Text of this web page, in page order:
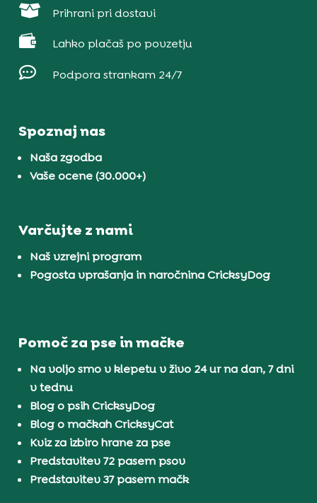
 Prihrani pri dostavi
 Lahko plačaš po povzetju
 Podpora strankam 24/7
Spoznaj nas
Naša zgodba
Vaše ocene (30.000+)
Varčujte z nami
Naš vzrejni program
Pogosta vprašanja in naročnina CricksyDog
Pomoč za pse in mačke
Na voljo smo v klepetu v živo 24 ur na dan, 7 dni
v tednu
Blog o psih CricksyDog
Blog o mačkah CricksyCat
Kviz za izbiro hrane za pse
Predstavitev 72 pasem psov
Predstavitev 37 pasem mačk